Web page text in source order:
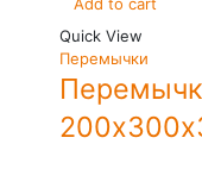
Quick View
Перемычки